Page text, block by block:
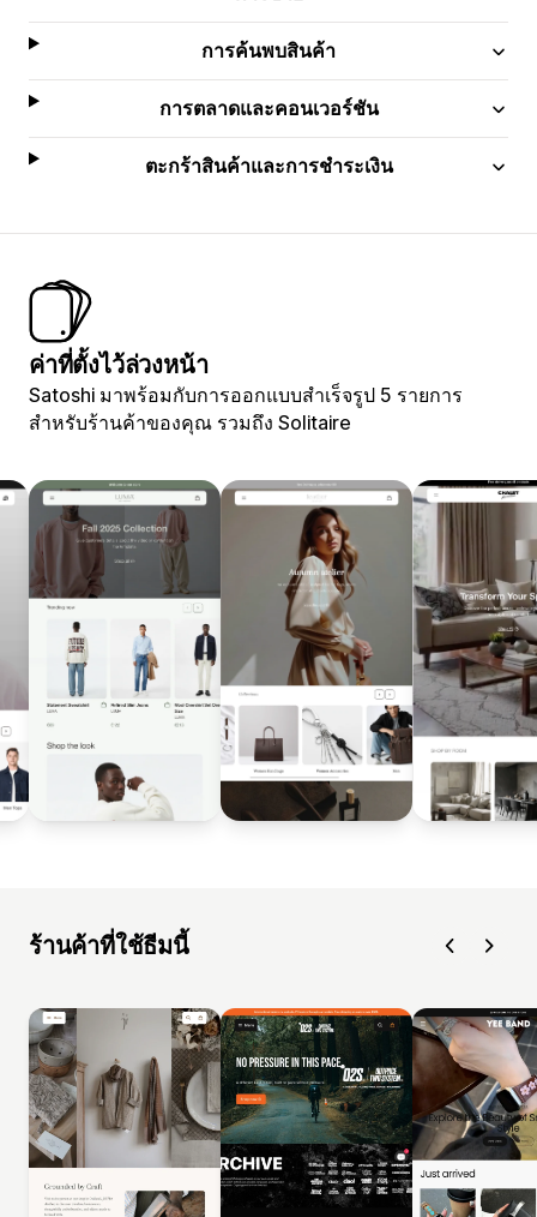
การค้นพบสินค้า
การตลาดและคอนเวอร์ชัน
ตะกร้าสินค้าและการชำระเงิน
ค่าที่ตั้งไว้ล่วงหน้า
Satoshi มาพร้อมกับการออกแบบสำเร็จรูป 5 รายการ
สำหรับร้านค้าของคุณ รวมถึง Solitaire
ร้านค้าที่ใช้ธีมนี้